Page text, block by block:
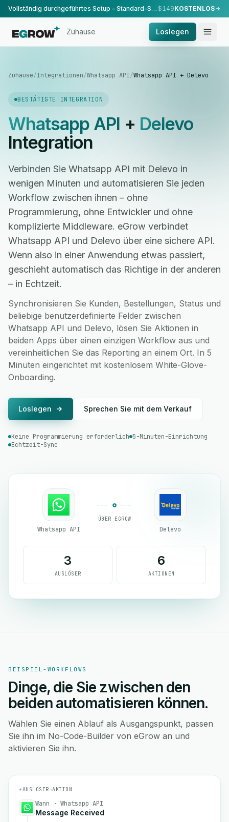
Vollständig durchgeführtes Setup – Standard-Setup, durchgeführt von unserem Team. $149KOSTENLOS
Zuhause Loslegen
Zuhause/Integrationen/Whatsapp API/Whatsapp API + Delevo
BESTÄTIGTE INTEGRATION
Whatsapp API + Delevo
Integration
Verbinden Sie Whatsapp API mit Delevo in
wenigen Minuten und automatisieren Sie jeden
Workflow zwischen ihnen – ohne
Programmierung, ohne Entwickler und ohne
komplizierte Middleware. eGrow verbindet
Whatsapp API und Delevo über eine sichere API.
Wenn also in einer Anwendung etwas passiert,
geschieht automatisch das Richtige in der anderen
– in Echtzeit.
Synchronisieren Sie Kunden, Bestellungen, Status und
beliebige benutzerdefinierte Felder zwischen
Whatsapp API und Delevo, lösen Sie Aktionen in
beiden Apps über einen einzigen Workflow aus und
vereinheitlichen Sie das Reporting an einem Ort. In 5
Minuten eingerichtet mit kostenlosem White-Glove-
Onboarding.
Loslegen Sprechen Sie mit dem Verkauf
Keine Programmierung erforderlich 5-Minuten-Einrichtung
Echtzeit-Sync
Whatsapp API
ÜBER EGROW
Delevo
3
AUSLÖSER
6
AKTIONEN
BEISPIEL-WORKFLOWS
Dinge, die Sie zwischen den
beiden automatisieren können.
Wählen Sie einen Ablauf als Ausgangspunkt, passen
Sie ihn im No-Code-Builder von eGrow an und
aktivieren Sie ihn.
⚡AUSLÖSER→AKTION
Wann · Whatsapp API
Message Received